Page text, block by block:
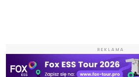
REKLAMA